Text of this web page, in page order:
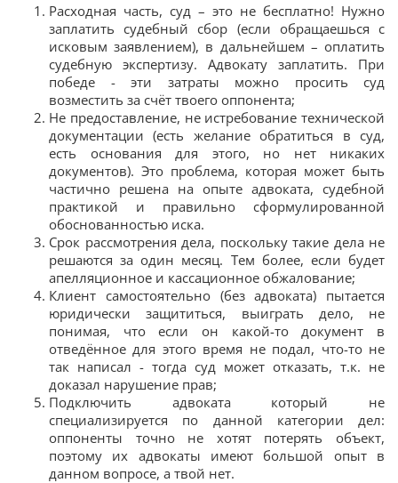
Расходная часть, суд – это не бесплатно! Нужно
заплатить судебный сбор (если обращаешься с
исковым заявлением), в дальнейшем – оплатить
судебную экспертизу. Адвокату заплатить. При
победе - эти затраты можно просить суд
возместить за счёт твоего оппонента;
Не предоставление, не истребование технической
документации (есть желание обратиться в суд,
есть основания для этого, но нет никаких
документов). Это проблема, которая может быть
частично решена на опыте адвоката, судебной
практикой и правильно сформулированной
обоснованностью иска.
Срок рассмотрения дела, поскольку такие дела не
решаются за один месяц. Тем более, если будет
апелляционное и кассационное обжалование;
Клиент самостоятельно (без адвоката) пытается
юридически защититься, выиграть дело, не
понимая, что если он какой-то документ в
отведённое для этого время не подал, что-то не
так написал - тогда суд может отказать, т.к. не
доказал нарушение прав;
Подключить адвоката который не
специализируется по данной категории дел:
оппоненты точно не хотят потерять объект,
поэтому их адвокаты имеют большой опыт в
данном вопросе, а твой нет.